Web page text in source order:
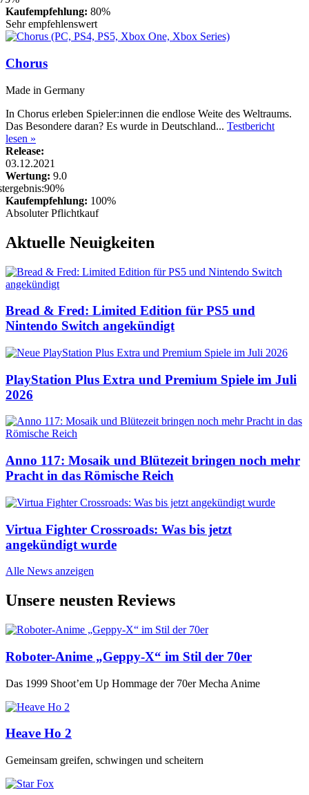
Kaufempfehlung: 80%
Sehr empfehlenswert
Chorus
Made in Germany
In Chorus erleben Spieler:innen die endlose Weite des Weltraums.
Das Besondere daran? Es wurde in Deutschland... Testbericht
lesen »
Release:
03.12.2021
Wertung: 9.0
Kaufempfehlung: 100%
Absoluter Pflichtkauf
Aktuelle Neuigkeiten
Bread & Fred: Limited Edition für PS5 und
Nintendo Switch angekündigt
PlayStation Plus Extra und Premium Spiele im Juli
2026
Anno 117: Mosaik und Blütezeit bringen noch mehr
Pracht in das Römische Reich
Virtua Fighter Crossroads: Was bis jetzt
angekündigt wurde
Alle News anzeigen
Unsere neusten Reviews
Roboter-Anime „Geppy-X“ im Stil der 70er
Das 1999 Shoot’em Up Hommage der 70er Mecha Anime
Heave Ho 2
Gemeinsam greifen, schwingen und scheitern